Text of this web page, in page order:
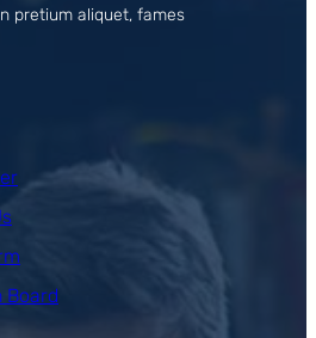
pretium aliquet, fames
Board